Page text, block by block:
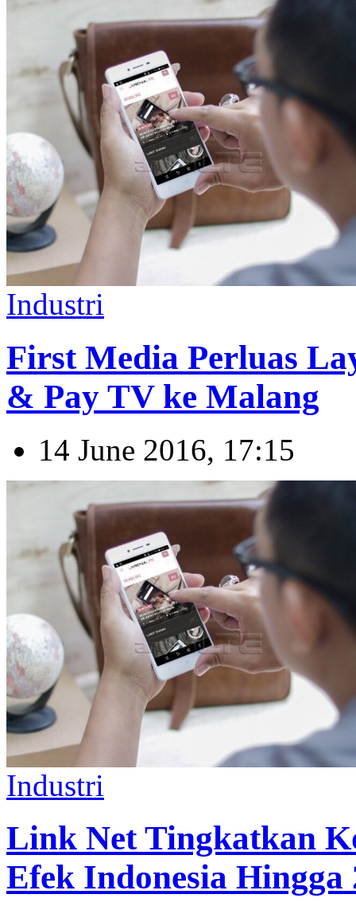
Industri
First Media Perluas
& Pay TV ke Malang
14 June 2016, 17:15
Industri
Link Net Tingkatkan
Efek Indonesia Hingga